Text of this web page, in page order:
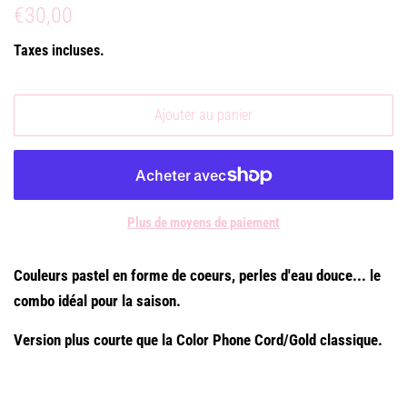
Prix
€30,00
Taxes incluses.
Ajouter au panier
Plus de moyens de paiement
Couleurs pastel en forme de coeurs, perles d'eau douce... le
combo idéal pour la saison.
Version plus courte que la Color Phone Cord/Gold classique.